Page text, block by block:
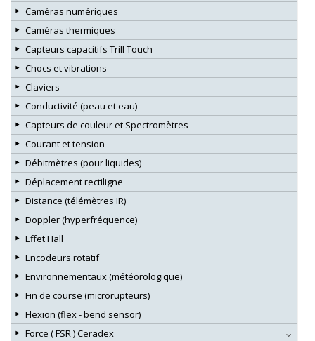
Caméras numériques
Caméras thermiques
Capteurs capacitifs Trill Touch
Chocs et vibrations
Claviers
Conductivité (peau et eau)
Capteurs de couleur et Spectromètres
Courant et tension
Débitmètres (pour liquides)
Déplacement rectiligne
Distance (télémètres IR)
Doppler (hyperfréquence)
Effet Hall
Encodeurs rotatif
Environnementaux (météorologique)
Fin de course (microrupteurs)
Flexion (flex - bend sensor)
Force ( FSR ) Ceradex